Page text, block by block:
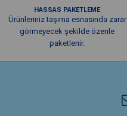
HASSAS PAKETLEME
Ürünleriniz taşıma esnasında zarar
görmeyecek şekilde özenle
paketlenir.